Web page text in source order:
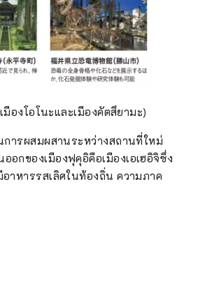
องโอโนะและเมืองคัตสึยามะ)
การผสมผสานระหว่างสถานที่ใหม่
กของเมืองฟุคุอิคือเมืองเอเฮอิจิซึ่ง
าหารรสเลิศในท้องถิ่น ความภาค